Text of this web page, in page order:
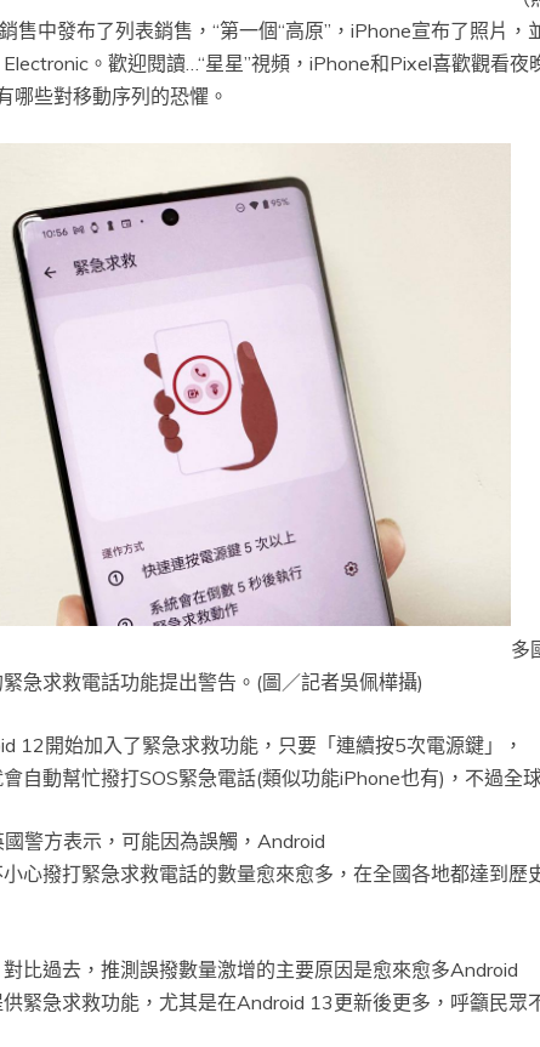
售中發布了列表銷售，“第一個“高原”，iPhone宣布了照片
。歡迎閱讀…“星星”視頻，iPhone和Pixel喜歡觀看
哪些對移動序列的恐懼。
多
急求救電話功能提出警告。(圖／記者吳佩樺攝)
12開始加入了緊急求救功能，只要「連續按5次電源鍵」，
自動幫忙撥打SOS緊急電話(類似功能iPhone也有)，不過全
警方表示，可能因為誤觸， Android
心撥打緊急求救電話的數量愈來愈多，在全國各地都達到
比過去，推測誤撥數量激增的主要原因是愈來愈多Android
緊急求救功能，尤其是在Android 13更新後更多，呼籲民眾